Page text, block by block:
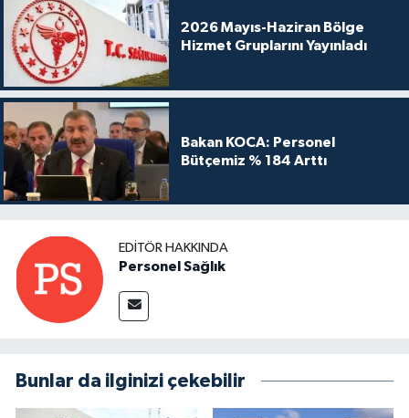
2026 Mayıs-Haziran Bölge
Hizmet Gruplarını Yayınladı
Bakan KOCA: Personel
Bütçemiz % 184 Arttı
EDITÖR HAKKINDA
Personel Sağlık
Bunlar da ilginizi çekebilir